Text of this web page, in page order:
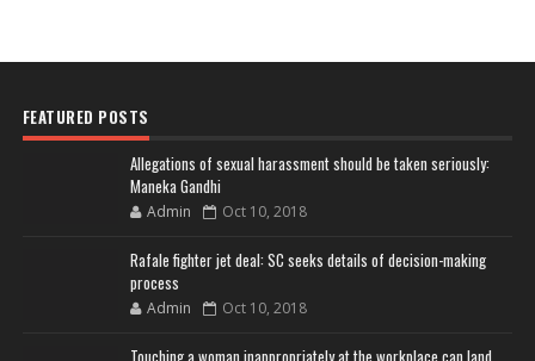
FEATURED POSTS
Allegations of sexual harassment should be taken seriously:
Maneka Gandhi
Admin Oct 10, 2018
Rafale fighter jet deal: SC seeks details of decision-making
process
Admin Oct 10, 2018
Touching a woman inappropriately at the workplace can land